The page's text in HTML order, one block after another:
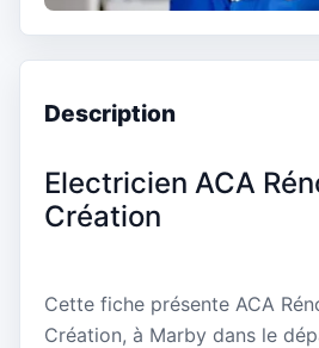
Description
Electricien ACA
Création
Cette fiche présente ACA
Création, à Marby dans le